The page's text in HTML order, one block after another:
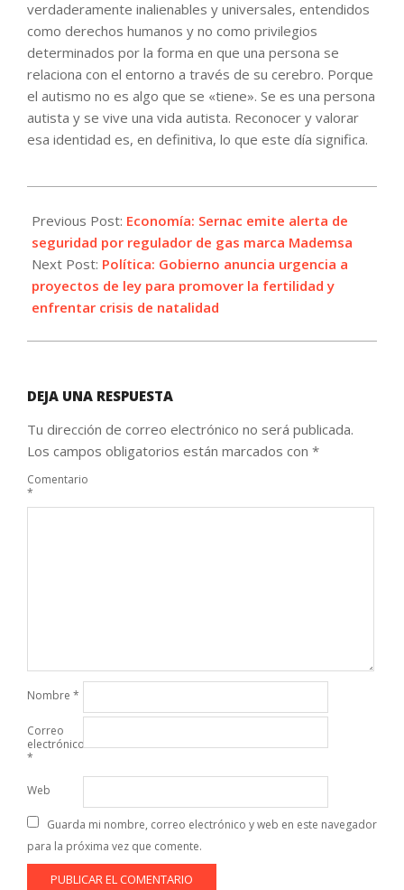
verdaderamente inalienables y universales, entendidos
como derechos humanos y no como privilegios
determinados por la forma en que una persona se
relaciona con el entorno a través de su cerebro. Porque
el autismo no es algo que se «tiene». Se es una persona
autista y se vive una vida autista. Reconocer y valorar
esa identidad es, en definitiva, lo que este día significa.
06-
17
Previous Post: Economía: Sernac emite alerta de
seguridad por regulador de gas marca Mademsa
Next Post: Política: Gobierno anuncia urgencia a
proyectos de ley para promover la fertilidad y
enfrentar crisis de natalidad
DEJA UNA RESPUESTA
Tu dirección de correo electrónico no será publicada.
Los campos obligatorios están marcados con *
Comentario
*
Nombre *
Correo
electrónico
*
Web
Guarda mi nombre, correo electrónico y web en este navegador
para la próxima vez que comente.